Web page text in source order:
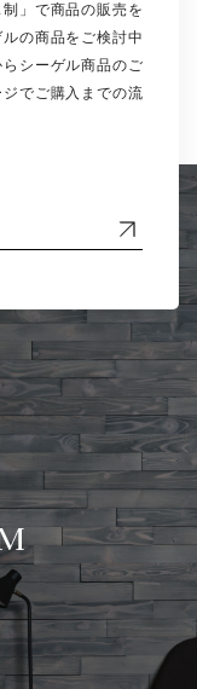
」で商品の販売を
の商品をご検討中
シーゲル商品のご
でご購入までの流